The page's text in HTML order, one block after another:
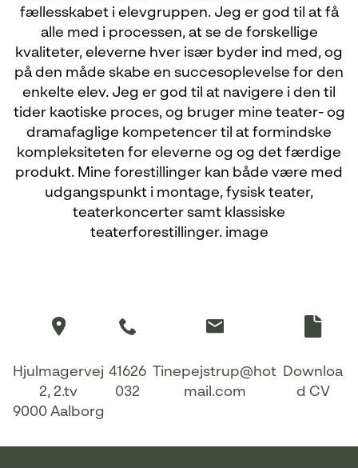
fællesskabet i elevgruppen. Jeg er god til at få
alle med i processen, at se de forskellige
kvaliteter, eleverne hver især byder ind med, og
på den måde skabe en succesoplevelse for den
enkelte elev. Jeg er god til at navigere i den til
tider kaotiske proces, og bruger mine teater- og
dramafaglige kompetencer til at formindske
kompleksiteten for eleverne og og det færdige
produkt. Mine forestillinger kan både være med
udgangspunkt i montage, fysisk teater,
teaterkoncerter samt klassiske
teaterforestillinger. image
Hjulmagervej
2, 2.tv
9000 Aalborg
41626
032
Tinepejstrup@hot
mail.com
Downloa
d CV